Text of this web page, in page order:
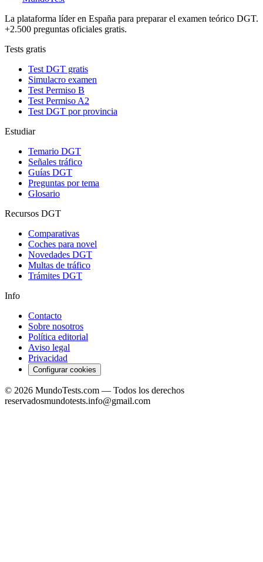
La plataforma líder en España para preparar el examen teórico DGT.
+2.500 preguntas oficiales gratis.
Tests gratis
Test DGT gratis
Simulacro examen
Test Permiso B
Test Permiso A2
Test DGT por provincia
Estudiar
Temario DGT
Señales tráfico
Guías DGT
Preguntas por tema
Glosario
Recursos DGT
Comparativas
Coches para novel
Novedades DGT
Multas de tráfico
Trámites DGT
Info
Contacto
Sobre nosotros
Política editorial
Aviso legal
Privacidad
Configurar cookies
© 2026 MundoTests.com — Todos los derechos
reservadosmundotests.info@gmail.com